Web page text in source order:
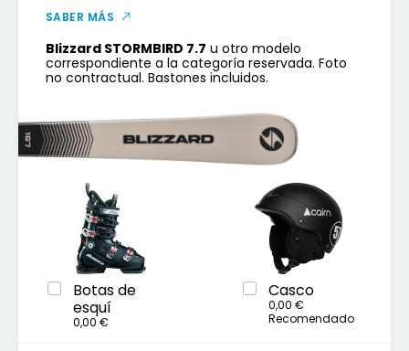
SABER MÁS
Blizzard STORMBIRD 7.7 u otro modelo
correspondiente a la categoría reservada. Foto
no contractual. Bastones incluidos.
Botas de
esquí
0,00 €
Casco
0,00 €
Recomendado